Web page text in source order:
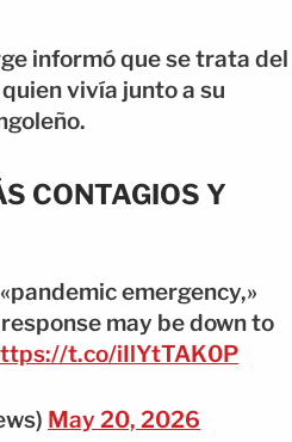
informó que se trata del
vivía junto a su
CONTAGIOS Y
emergency,»
may be down to
t.co/iIlYtTAK0P
May 20, 2026